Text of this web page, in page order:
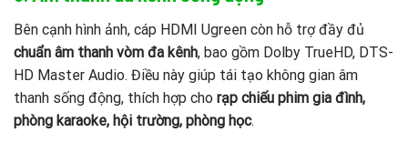
Bên cạnh hình ảnh, cáp HDMI Ugreen còn hỗ trợ đầy đủ
chuẩn âm thanh vòm đa kênh, bao gồm Dolby TrueHD, DTS-
HD Master Audio. Điều này giúp tái tạo không gian âm
thanh sống động, thích hợp cho rạp chiếu phim gia đình,
phòng karaoke, hội trường, phòng học.